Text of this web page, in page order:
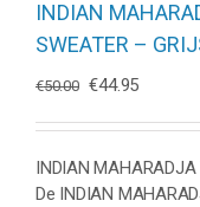
INDIAN
SWEATER –
€50.00 Oorspronkelijke
was:
€50.00.
€44.95Huidige
is:
€44.95.
INDIAN
De INDIAN